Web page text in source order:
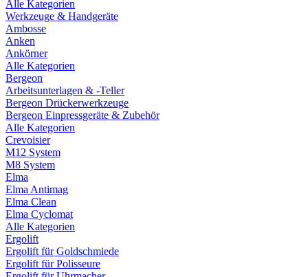
Alle Kategorien
Werkzeuge & Handgeräte
Ambosse
Anken
Ankörner
Alle Kategorien
Bergeon
Arbeitsunterlagen & -Teller
Bergeon Drückerwerkzeuge
Bergeon Einpressgeräte & Zubehör
Alle Kategorien
Crevoisier
M12 System
M8 System
Elma
Elma Antimag
Elma Clean
Elma Cyclomat
Alle Kategorien
Ergolift
Ergolift für Goldschmiede
Ergolift für Polisseure